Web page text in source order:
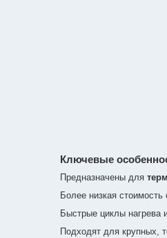
Ключевые
Предназначены для
Более низкая
Быстрые циклы нагрева
Подходят для крупных,